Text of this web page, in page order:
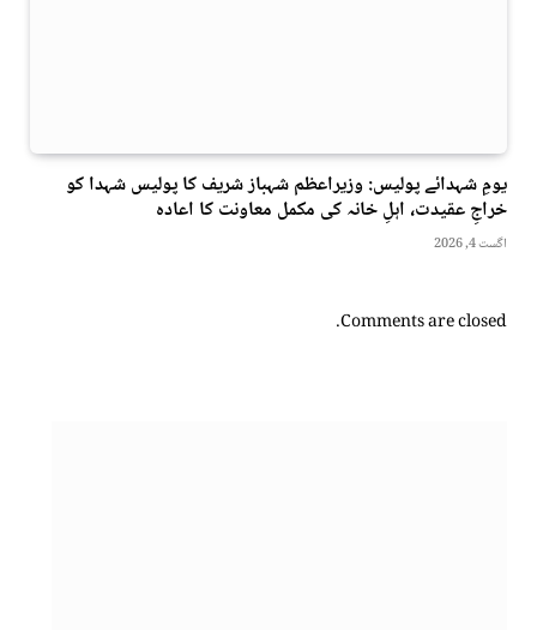
یومِ شہدائے پولیس: وزیراعظم شہباز شریف کا پولیس شہدا کو
خراجِ عقیدت، اہلِ خانہ کی مکمل معاونت کا اعادہ
اگست 4, 2026
Comments are closed.